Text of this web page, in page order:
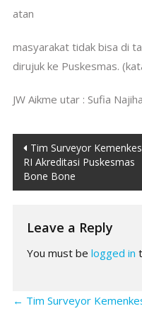
atan
masyarakat tidak bisa di
dirujuk ke Puskesmas.
JW Aikme utar : Sufia Najiha
Post
navigation
Tim Surveyor Kemenkes
RI Akreditasi Puskesmas
Bone Bone
Leave a Reply
You must be logged in
← Tim Surveyor